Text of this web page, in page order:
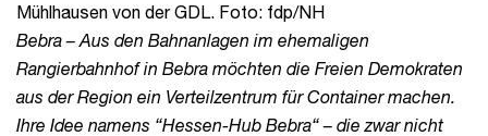
Mühlhausen von der GDL. Foto: fdp/NH
Bebra – Aus den Bahnanlagen im ehemaligen
Rangierbahnhof in Bebra möchten die Freien Demokraten
aus der Region ein Verteilzentrum für Container machen.
Ihre Idee namens “Hessen-Hub Bebra“ – die zwar nicht